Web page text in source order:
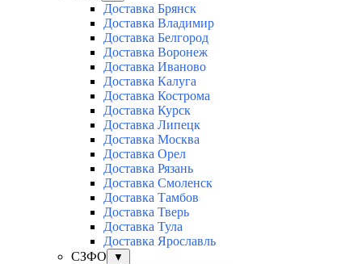
Доставка Брянск
Доставка Владимир
Доставка Белгород
Доставка Воронеж
Доставка Иваново
Доставка Калуга
Доставка Кострома
Доставка Курск
Доставка Липецк
Доставка Москва
Доставка Орел
Доставка Рязань
Доставка Смоленск
Доставка Тамбов
Доставка Тверь
Доставка Тула
Доставка Ярославль
СЗФО
▼